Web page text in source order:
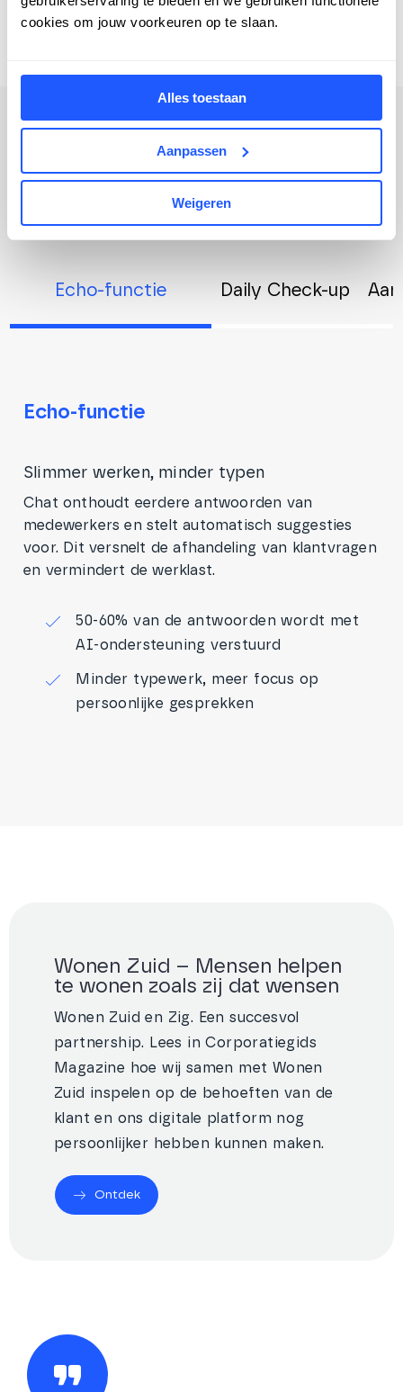
cookies om jouw voorkeuren op te slaan.
Alles toestaan
Aanpassen
Weigeren
Echo-functie Daily Check-up
Echo-functie
Slimmer werken, minder typen
Chat onthoudt eerdere antwoorden van
medewerkers en stelt automatisch suggesties
voor. Dit versnelt de afhandeling van klantvragen
en vermindert de werklast.
50-60% van de antwoorden wordt met
AI-ondersteuning verstuurd
Minder typewerk, meer focus op
persoonlijke gesprekken
Wonen Zuid – Mensen helpen
te wonen zoals zij dat wensen
Wonen Zuid en Zig. Een succesvol
partnership. Lees in Corporatiegids
Magazine hoe wij samen met Wonen
Zuid inspelen op de behoeften van de
klant en ons digitale platform nog
persoonlijker hebben kunnen maken.
Ontdek